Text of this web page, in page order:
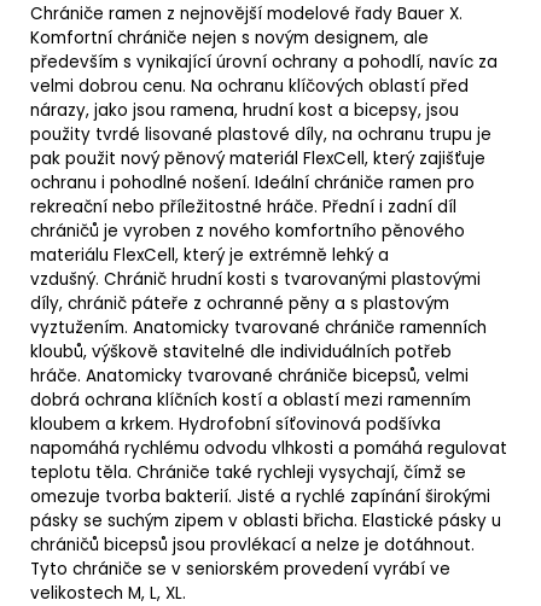
Chrániče ramen z nejnovější modelové řady Bauer X.
Komfortní chrániče nejen s novým designem, ale
především s vynikající úrovní ochrany a pohodlí, navíc za
velmi dobrou cenu. Na ochranu klíčových oblastí před
nárazy, jako jsou ramena, hrudní kost a bicepsy, jsou
použity tvrdé lisované plastové díly, na ochranu trupu je
pak použit nový pěnový materiál FlexCell, který zajišťuje
ochranu i pohodlné nošení. Ideální chrániče ramen pro
rekreační nebo příležitostné hráče. Přední i zadní díl
chráničů je vyroben z nového komfortního pěnového
materiálu FlexCell, který je extrémně lehký a
vzdušný. Chránič hrudní kosti s tvarovanými plastovými
díly, chránič páteře z ochranné pěny a s plastovým
vyztužením. Anatomicky tvarované chrániče ramenních
kloubů, výškově stavitelné dle individuálních potřeb
hráče. Anatomicky tvarované chrániče bicepsů, velmi
dobrá ochrana klíčních kostí a oblastí mezi ramenním
kloubem a krkem. Hydrofobní síťovinová podšívka
napomáhá rychlému odvodu vlhkosti a pomáhá regulovat
teplotu těla. Chrániče také rychleji vysychají, čímž se
omezuje tvorba bakterií. Jisté a rychlé zapínání širokými
pásky se suchým zipem v oblasti břicha. Elastické pásky u
chráničů bicepsů jsou provlékací a nelze je dotáhnout.
Tyto chrániče se v seniorském provedení vyrábí ve
velikostech M, L, XL.